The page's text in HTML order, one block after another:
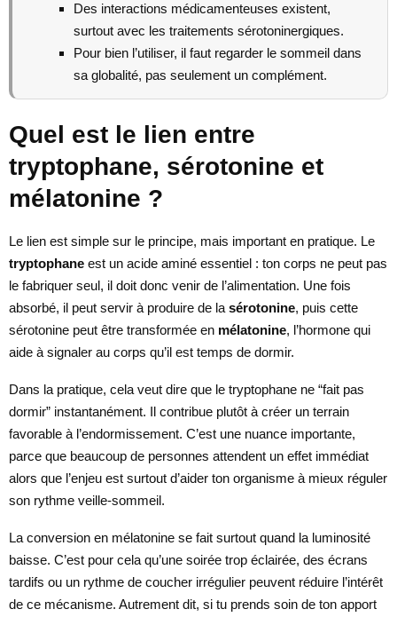
Des interactions médicamenteuses existent,
surtout avec les traitements sérotoninergiques.
Pour bien l’utiliser, il faut regarder le sommeil dans
sa globalité, pas seulement un complément.
Quel est le lien entre
tryptophane, sérotonine et
mélatonine ?
Le lien est simple sur le principe, mais important en pratique. Le
tryptophane est un acide aminé essentiel : ton corps ne peut pas
le fabriquer seul, il doit donc venir de l’alimentation. Une fois
absorbé, il peut servir à produire de la sérotonine, puis cette
sérotonine peut être transformée en mélatonine, l’hormone qui
aide à signaler au corps qu’il est temps de dormir.
Dans la pratique, cela veut dire que le tryptophane ne “fait pas
dormir” instantanément. Il contribue plutôt à créer un terrain
favorable à l’endormissement. C’est une nuance importante,
parce que beaucoup de personnes attendent un effet immédiat
alors que l’enjeu est surtout d’aider ton organisme à mieux réguler
son rythme veille-sommeil.
La conversion en mélatonine se fait surtout quand la luminosité
baisse. C’est pour cela qu’une soirée trop éclairée, des écrans
tardifs ou un rythme de coucher irrégulier peuvent réduire l’intérêt
de ce mécanisme. Autrement dit, si tu prends soin de ton apport